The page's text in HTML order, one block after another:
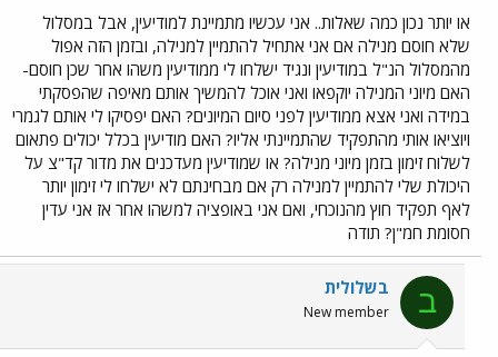
או יותר נכון כמה שאלות.. אני עכשיו מתמיינת למודיעין, אבל במסלול
שלא חוסם מנילה אם אני אתחיל להתמיין למנילה, ובזמן הזה אפול
מהמסלול הנ"ל במודיעין ונגיד ישלחו לי ממודיעין משהו אחר שכן חוסם-
האם מיוני המנילה יוקפאו ואני אוכל להמשיך אותם מאיפה שהפסקתי
במידה ואני אצא ממודיעין לפני סיום המיונים? האם יפסיקו לי אותם לגמרי
ויוציאו אותי מהתפקיד שהתמיינתי אליו? האם מודיעין בכלל יכולים פתאום
לשלוח זימון בזמן מיוני מנילה? או שמודיעין מעדכנים את מדור קד"צ על
היכולת שלי להתמיין למנילה רק אם מבחינתם לא ישלחו לי זימון יותר
לאף תפקיד חוץ מהנוכחי, ואם אני באופציה למשהו אחר אז אני עדין
חסומת חמ"ן? תודה
ב בשלולית
New member